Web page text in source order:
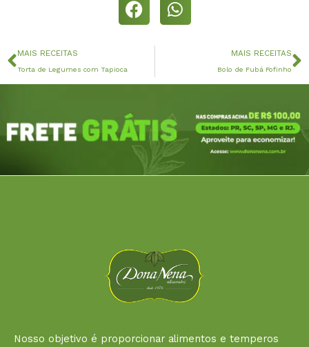
Anterior
MAIS RECEITAS
Torta de Legumes com Tapioca
MAIS RECEITAS
Bolo de Fubá Fofinho
Nosso objetivo é proporcionar alimentos e temperos